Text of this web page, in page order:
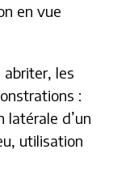
en vue
abriter, les
:
latérale d’un
utilisation